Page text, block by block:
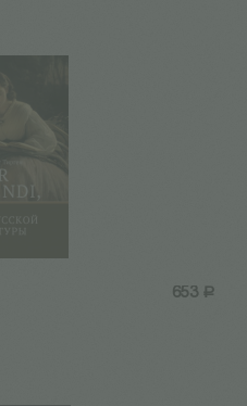
653 Р